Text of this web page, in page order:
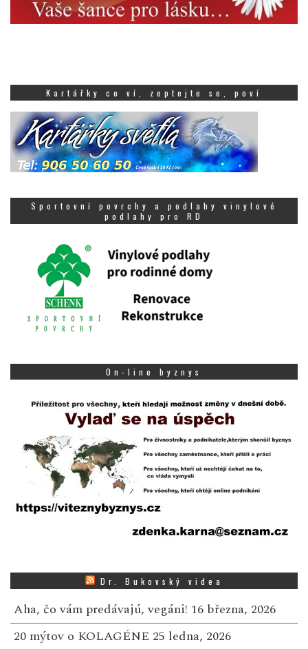
Kartářky co ví, zeptejte se, poví
Sportovní povrchy a podlahy vinylové
podlahy pro RD
On-line byznys
Dr. Bukovský videa
Aha, čo vám predávajú, vegáni! 16 března, 2026
20 mýtov o KOLAGÉNE 25 ledna, 2026